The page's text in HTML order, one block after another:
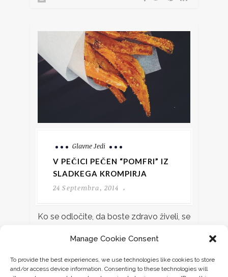
Manage Cookie Consent
To provide the best experiences, we use technologies like cookies to store
and/or access device information. Consenting to these technologies will
Glavne Jedi
V PEČICI PEČEN “POMFRI” IZ
SLADKEGA KROMPIRJA
24 Septembra, 2014
Ko se odločite, da boste zdravo živeli, se
"junk" hrani kot je na
CONTINUE READING